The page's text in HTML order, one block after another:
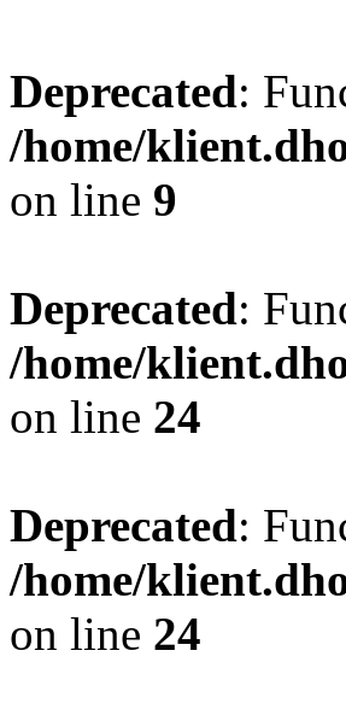
Deprecated:
/home/
on line 9
Deprecated:
/home/
on line 24
Deprecated:
/home/
on line 24